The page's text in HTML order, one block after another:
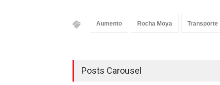
Aumento Rocha Moya Transporte
Posts Carousel